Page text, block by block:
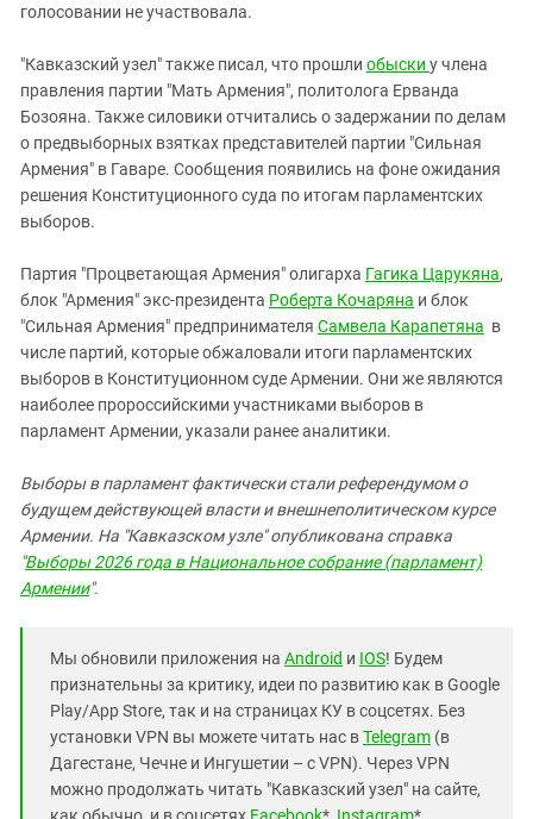
голосовании не участвовала.
"Кавказский узел" также писал, что прошли обыски у члена
правления партии "Мать Армения", политолога Ерванда
Бозояна. Также силовики отчитались о задержании по делам
о предвыборных взятках представителей партии "Сильная
Армения" в Гаваре. Сообщения появились на фоне ожидания
решения Конституционного суда по итогам парламентских
выборов.
Партия "Процветающая Армения" олигарха Гагика Царукяна,
блок "Армения" экс-президента Роберта Кочаряна и блок
"Сильная Армения" предпринимателя Самвела Карапетяна в
числе партий, которые обжаловали итоги парламентских
выборов в Конституционном суде Армении. Они же являются
наиболее пророссийскими участниками выборов в
парламент Армении, указали ранее аналитики.
Выборы в парламент фактически стали референдумом о
будущем действующей власти и внешнеполитическом курсе
Армении. На "Кавказском узле" опубликована справка
"Выборы 2026 года в Национальное собрание (парламент)
Армении".
Мы обновили приложения на Android и IOS! Будем
признательны за критику, идеи по развитию как в Google
Play/App Store, так и на страницах КУ в соцсетях. Без
установки VPN вы можете читать нас вTelegram (в
Дагестане, Чечне и Ингушетии – с VPN). Через VPN
можно продолжать читать "Кавказский узел" на сайте,
как обычно, и в соцсетях Facebook*, Instagram*,